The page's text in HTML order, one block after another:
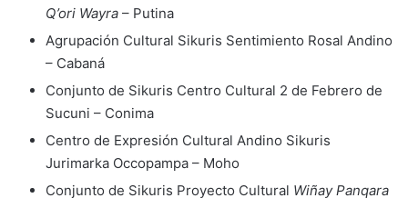
Q’ori Wayra – Putina
Agrupación Cultural Sikuris Sentimiento Rosal Andino
– Cabaná
Conjunto de Sikuris Centro Cultural 2 de Febrero de
Sucuni – Conima
Centro de Expresión Cultural Andino Sikuris
Jurimarka Occopampa – Moho
Conjunto de Sikuris Proyecto Cultural Wiñay Panqara